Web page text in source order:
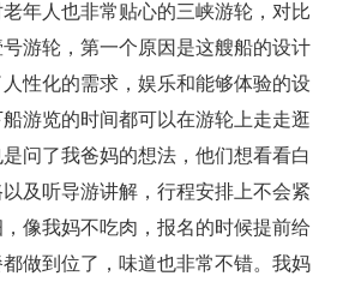
年人也非常贴心的三峡游轮，对比
游轮，第一个原因是这艘船的设计
性化的需求，娱乐和能够体验的设
游览的时间都可以在游轮上走走逛
问了我爸妈的想法，他们想看看白
及听导游讲解，行程安排上不会紧
像我妈不吃肉，报名的时候提前给
做到位了，味道也非常不错。我妈